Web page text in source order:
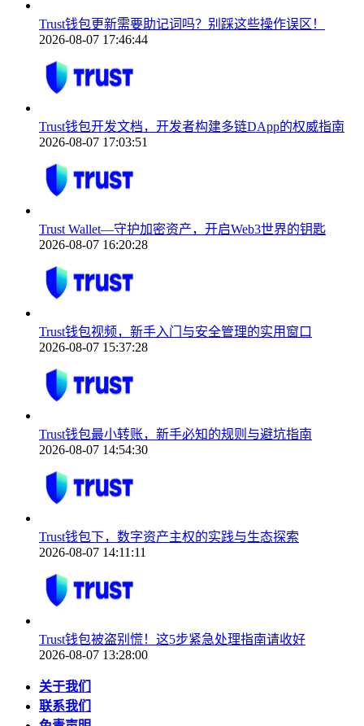
Trust钱包更新需要助记词吗？别踩这些操作误区！
2026-08-07 17:46:44
Trust钱包开发文档，开发者构建多链DApp的权威指南
2026-08-07 17:03:51
Trust Wallet—守护加密资产，开启Web3世界的钥匙
2026-08-07 16:20:28
Trust钱包视频，新手入门与安全管理的实用窗口
2026-08-07 15:37:28
Trust钱包最小转账，新手必知的规则与避坑指南
2026-08-07 14:54:30
Trust钱包下，数字资产主权的实践与生态探索
2026-08-07 14:11:11
Trust钱包被盗别慌！这5步紧急处理指南请收好
2026-08-07 13:28:00
关于我们
联系我们